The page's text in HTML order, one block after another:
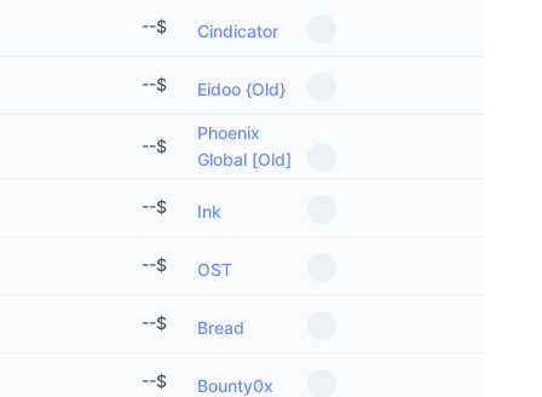
Cindicator
$
--
Eidoo {Old}
$
--
Phoenix
Global [Old]
$
--
Ink
$
--
OST
$
--
Bread
$
--
Bounty0x
$
--